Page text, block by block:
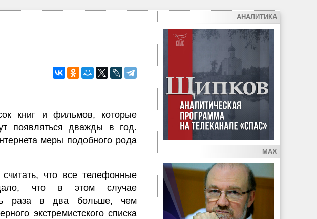
книг и фильмов, которые
появляться дважды в год.
меры подобного рода
что все телефонные
что в этом случае
раза в два больше, чем
экстремистского списка
АНАЛИТИКА
MAX